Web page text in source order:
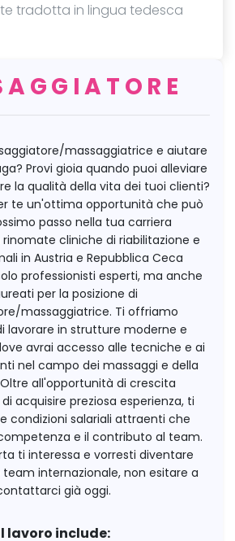
tradotta in lingua tedesca
massaggiatrice e aiutare
Provi gioia quando puoi alleviare
la qualità della vita dei tuoi clienti?
te un'ottima opportunità che può
passo nella tua carriera
rinomate cliniche di riabilitazione e
in Austria e Repubblica Ceca
professionisti esperti, ma anche
per la posizione di
massaggiatrice. Ti offriamo
lavorare in strutture moderne e
avrai accesso alle tecniche e ai
nel campo dei massaggi e della
all'opportunità di crescita
acquisire preziosa esperienza, ti
condizioni salariali attraenti che
e il contributo al team.
ti interessa e vorresti diventare
internazionale, non esitare a
già oggi.
lavoro include: